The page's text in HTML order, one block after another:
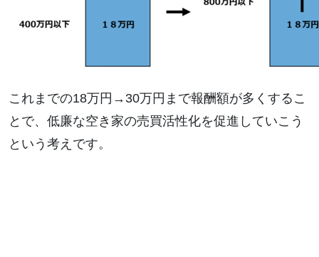
これまでの18万円→30万円まで報酬額が多くするこ
とで、低廉な空き家の売買活性化を促進していこう
という考えです。